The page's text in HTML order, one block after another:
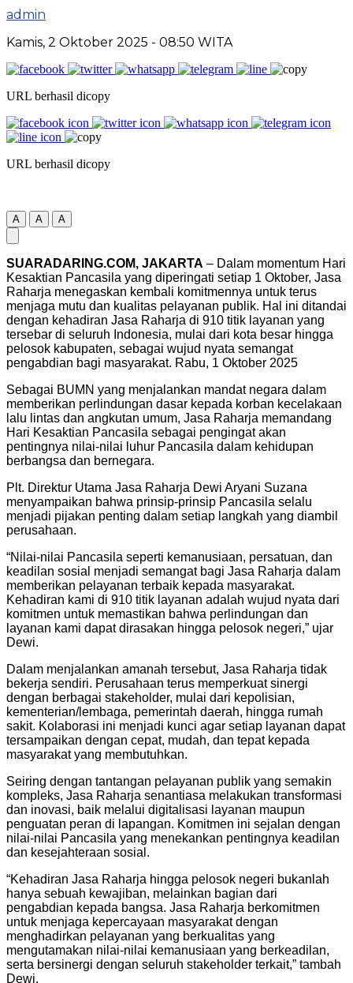
admin
Kamis, 2 Oktober 2025 - 08:50 WITA
URL berhasil dicopy
URL berhasil dicopy
A A A
SUARADARING.COM, JAKARTA – Dalam momentum Hari
Kesaktian Pancasila yang diperingati setiap 1 Oktober, Jasa
Raharja menegaskan kembali komitmennya untuk terus
menjaga mutu dan kualitas pelayanan publik. Hal ini ditandai
dengan kehadiran Jasa Raharja di 910 titik layanan yang
tersebar di seluruh Indonesia, mulai dari kota besar hingga
pelosok kabupaten, sebagai wujud nyata semangat
pengabdian bagi masyarakat. Rabu, 1 Oktober 2025
Sebagai BUMN yang menjalankan mandat negara dalam
memberikan perlindungan dasar kepada korban kecelakaan
lalu lintas dan angkutan umum, Jasa Raharja memandang
Hari Kesaktian Pancasila sebagai pengingat akan
pentingnya nilai-nilai luhur Pancasila dalam kehidupan
berbangsa dan bernegara.
Plt. Direktur Utama Jasa Raharja Dewi Aryani Suzana
menyampaikan bahwa prinsip-prinsip Pancasila selalu
menjadi pijakan penting dalam setiap langkah yang diambil
perusahaan.
“Nilai-nilai Pancasila seperti kemanusiaan, persatuan, dan
keadilan sosial menjadi semangat bagi Jasa Raharja dalam
memberikan pelayanan terbaik kepada masyarakat.
Kehadiran kami di 910 titik layanan adalah wujud nyata dari
komitmen untuk memastikan bahwa perlindungan dan
layanan kami dapat dirasakan hingga pelosok negeri,” ujar
Dewi.
Dalam menjalankan amanah tersebut, Jasa Raharja tidak
bekerja sendiri. Perusahaan terus memperkuat sinergi
dengan berbagai stakeholder, mulai dari kepolisian,
kementerian/lembaga, pemerintah daerah, hingga rumah
sakit. Kolaborasi ini menjadi kunci agar setiap layanan dapat
tersampaikan dengan cepat, mudah, dan tepat kepada
masyarakat yang membutuhkan.
Seiring dengan tantangan pelayanan publik yang semakin
kompleks, Jasa Raharja senantiasa melakukan transformasi
dan inovasi, baik melalui digitalisasi layanan maupun
penguatan peran di lapangan. Komitmen ini sejalan dengan
nilai-nilai Pancasila yang menekankan pentingnya keadilan
dan kesejahteraan sosial.
“Kehadiran Jasa Raharja hingga pelosok negeri bukanlah
hanya sebuah kewajiban, melainkan bagian dari
pengabdian kepada bangsa. Jasa Raharja berkomitmen
untuk menjaga kepercayaan masyarakat dengan
menghadirkan pelayanan yang berkualitas yang
mengutamakan nilai-nilai kemanusiaan yang berkeadilan,
serta bersinergi dengan seluruh stakeholder terkait,” tambah
Dewi.